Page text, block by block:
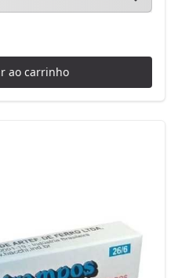
ao carrinho